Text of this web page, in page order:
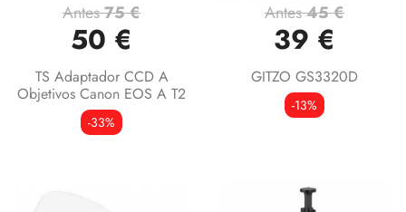
Antes75 €
50 €
TS Adaptador CCD A
Objetivos Canon EOS A T2
-33%
Antes45 €
39 €
GITZO GS3320D
-13%